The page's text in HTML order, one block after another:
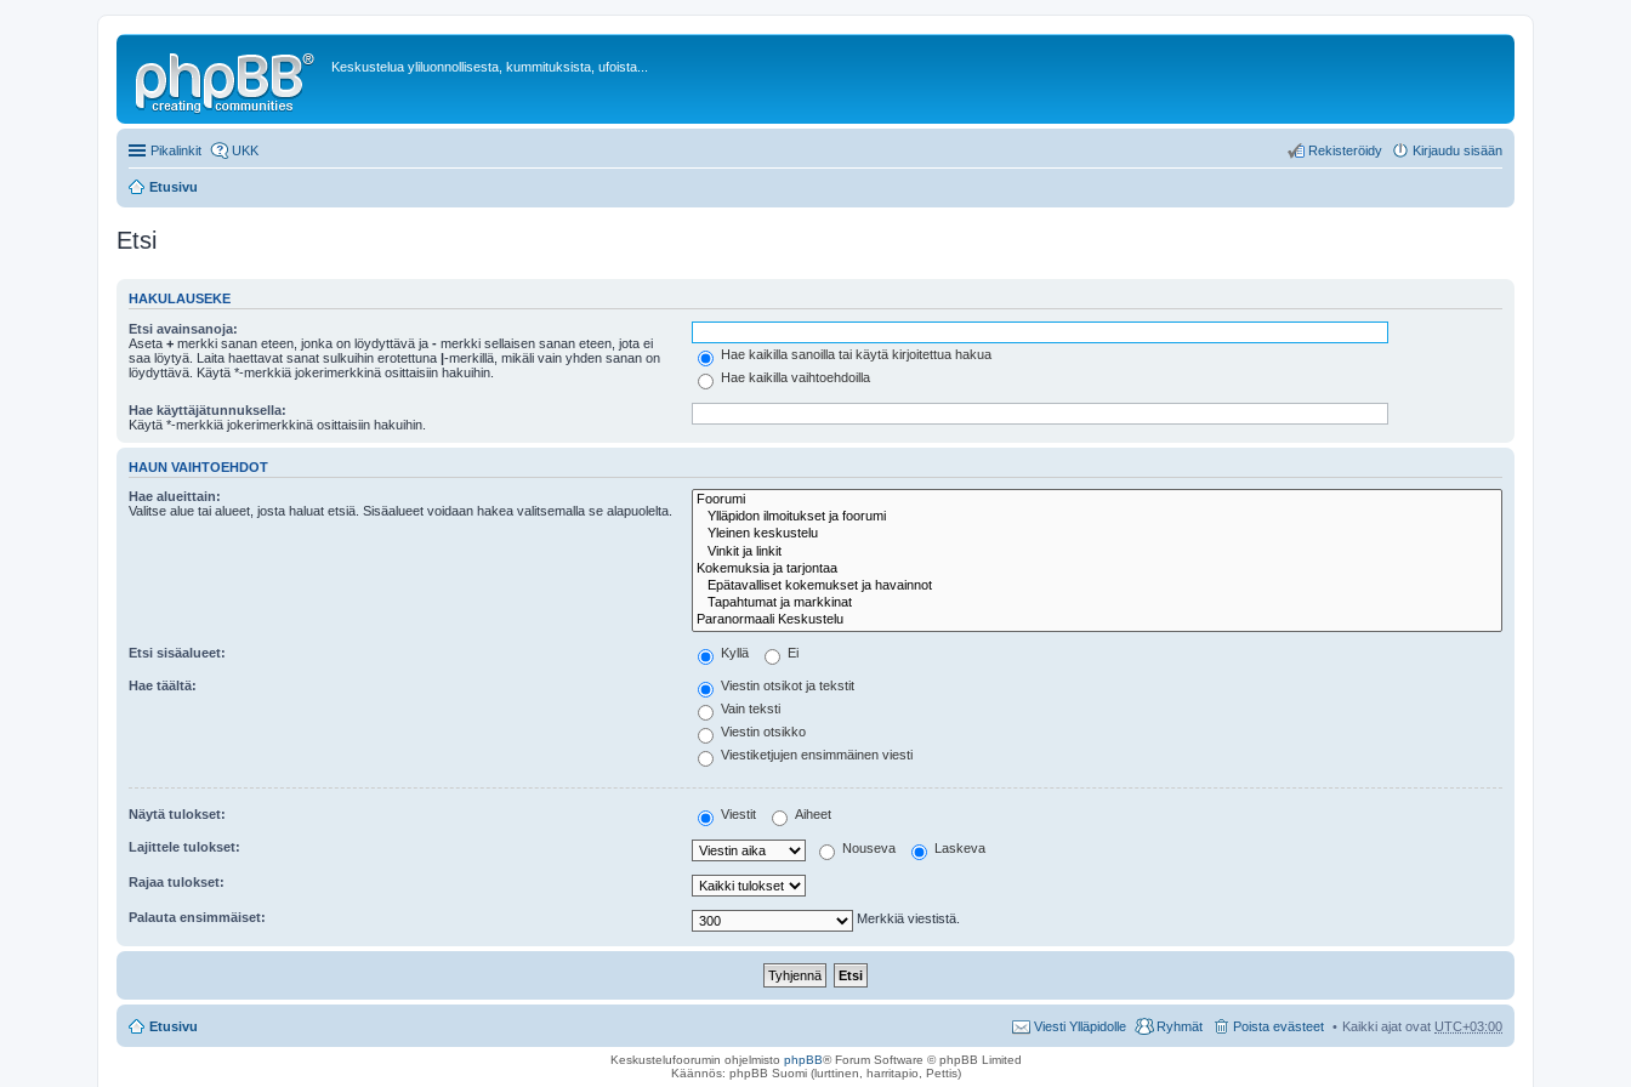
Keskustelua yliluonnollisesta, kummituksista, ufoista...
Pikalinkit UKK Kirjaudu sisään
Rekisteröidy
Etusivu
Etsi
HAKULAUSEKE
Etsi avainsanoja:
Aseta + merkki sanan eteen, jonka on löydyttävä ja - merkki sellaisen sanan eteen, jota ei
saa löytyä. Laita haettavat sanat sulkuihin erotettuna |-merkillä, mikäli vain yhden sanan on
löydyttävä. Käytä *-merkkiä jokerimerkkinä osittaisiin hakuihin.
Hae kaikilla sanoilla tai käytä kirjoitettua hakua
Hae kaikilla vaihtoehdoilla
Hae käyttäjätunnuksella:
Käytä *-merkkiä jokerimerkkinä osittaisiin hakuihin.
HAUN VAIHTOEHDOT
Hae alueittain:
Valitse alue tai alueet, josta haluat etsiä. Sisäalueet voidaan hakea valitsemalla se alapuolelta.
Etsi sisäalueet: Kyllä Ei
Hae täältä:
Viestin otsikot ja tekstit
Vain teksti
Viestin otsikko
Viestiketjujen ensimmäinen viesti
Näytä tulokset: Viestit Aiheet
Lajittele tulokset: Nouseva Laskeva
Rajaa tulokset:
Palauta ensimmäiset: Merkkiä viestistä.
Etusivu Kaikki ajat ovat UTC+03:00
Poista evästeet
Ryhmät
Viesti Ylläpidolle
Keskustelufoorumin ohjelmisto phpBB® Forum Software © phpBB Limited
Käännös: phpBB Suomi (lurttinen, harritapio, Pettis)